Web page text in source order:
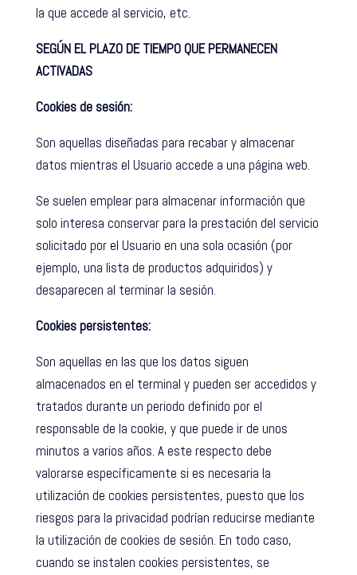
la que accede al servicio, etc.
SEGÚN EL PLAZO DE TIEMPO QUE PERMANECEN
ACTIVADAS
Cookies de sesión:
Son aquellas diseñadas para recabar y almacenar
datos mientras el Usuario accede a una página web.
Se suelen emplear para almacenar información que
solo interesa conservar para la prestación del servicio
solicitado por el Usuario en una sola ocasión (por
ejemplo, una lista de productos adquiridos) y
desaparecen al terminar la sesión.
Cookies persistentes:
Son aquellas en las que los datos siguen
almacenados en el terminal y pueden ser accedidos y
tratados durante un periodo definido por el
responsable de la cookie, y que puede ir de unos
minutos a varios años. A este respecto debe
valorarse específicamente si es necesaria la
utilización de cookies persistentes, puesto que los
riesgos para la privacidad podrían reducirse mediante
la utilización de cookies de sesión. En todo caso,
cuando se instalen cookies persistentes, se